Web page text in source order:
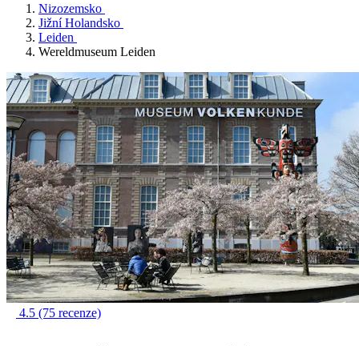
Nizozemsko
Jižní Holandsko
Leiden
Wereldmuseum Leiden
4.5 (75 recenze)